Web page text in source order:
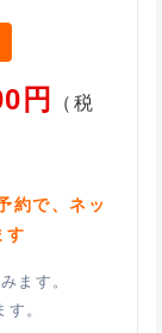
円 （税
約で、ネッ
す
ます。
。